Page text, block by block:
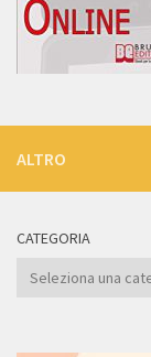
ALTRO
CATEGORIA
Categoria